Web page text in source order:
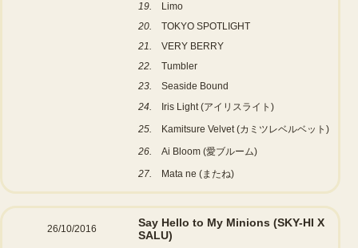
19.
Limo
20.
TOKYO SPOTLIGHT
21.
VERY BERRY
22.
Tumbler
23.
Seaside Bound
24.
Iris Light (アイリスライト)
25.
Kamitsure Velvet (カミツレベルベット)
26.
Ai Bloom (愛ブルーム)
27.
Mata ne (またね)
26/10/2016
Say Hello to My Minions (SKY-HI X
SALU)